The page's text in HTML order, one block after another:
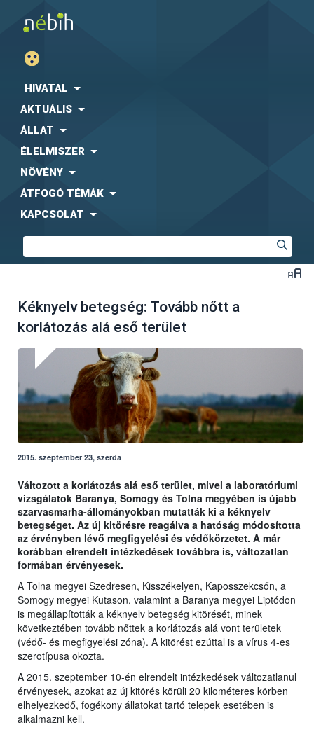
HIVATAL
AKTUÁLIS
ÁLLAT
ÉLELMISZER
NÖVÉNY
ÁTFOGÓ TÉMÁK
KAPCSOLAT
Kéknyelv betegség: Tovább nőtt a
korlátozás alá eső terület
2015. szeptember 23, szerda
Változott a korlátozás alá eső terület, mivel a laboratóriumi
vizsgálatok Baranya, Somogy és Tolna megyében is újabb
szarvasmarha-állományokban mutatták ki a kéknyelv
betegséget. Az új kitörésre reagálva a hatóság módosította
az érvényben lévő megfigyelési és védőkörzetet. A már
korábban elrendelt intézkedések továbbra is, változatlan
formában érvényesek.
A Tolna megyei Szedresen, Kisszékelyen, Kaposszekcsőn, a
Somogy megyei Kutason, valamint a Baranya megyei Liptódon
is megállapították a kéknyelv betegség kitörését, minek
következtében tovább nőttek a korlátozás alá vont területek
(védő- és megfigyelési zóna). A kitörést ezúttal is a vírus 4-es
szerotípusa okozta.
A 2015. szeptember 10-én elrendelt intézkedések változatlanul
érvényesek, azokat az új kitörés körüli 20 kilométeres körben
elhelyezkedő, fogékony állatokat tartó telepek esetében is
alkalmazni kell.